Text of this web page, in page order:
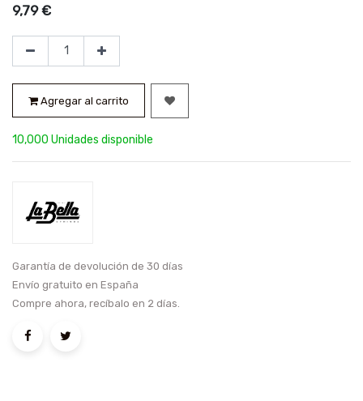
9,79€
Agregar al carrito
10,000 Unidades disponible
Garantía de devolución de 30 días
Envío gratuito en España
Compre ahora, recíbalo en 2 días.